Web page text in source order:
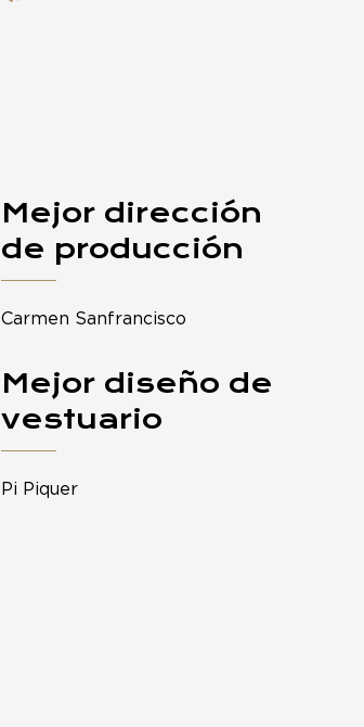
Mejor dirección
de producción
Carmen Sanfrancisco
Mejor diseño de
vestuario
Pi Piquer